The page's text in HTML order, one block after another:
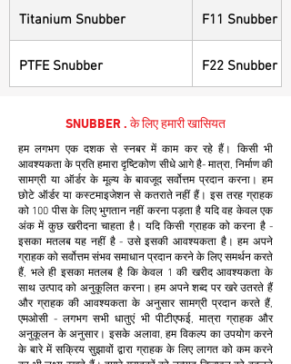
Titanium Snubber F11 Snubber
PTFE Snubber F22 Snubber
SNUBBER . के लिए हमारी खासियत
हम लगभग एक दशक से स्नबर में काम कर रहे हैं। किसी भी
आवश्यकता के प्रति हमारा दृष्टिकोण सीधे आगे है- मात्रा, निर्माण की
सामग्री या ऑर्डर के मूल्य के बावजूद सर्वोत्तम प्रदान करना। हम
छोटे ऑर्डर या कस्टमाइजेशन से कतराते नहीं हैं। इस तरह ग्राहक
को 100 पीस के लिए भुगतान नहीं करना पड़ता है यदि वह केवल एक
अंक में कुछ खरीदना चाहता है। यदि किसी ग्राहक को करना है -
इसका मतलब यह नहीं है - उसे इसकी आवश्यकता है। हम अपने
ग्राहक को सर्वोत्तम संभव समाधान प्रदान करने के लिए समर्थन करते
हैं, भले ही इसका मतलब है कि केवल 1 की खरीद आवश्यकता के
साथ उत्पाद को अनुकूलित करना। हम अपने शब्द पर खरे उतरते हैं
और ग्राहक की आवश्यकता के अनुसार सामग्री प्रदान करते हैं,
एमओसी - लगभग सभी धातुएं भी पीटीएफई, मात्रा ग्राहक और
अनुकूलन के अनुसार। इसके अलावा, हम विकल्प का उपयोग करने
के बारे में सक्रिय सुझावों द्वारा ग्राहक के लिए लागत को कम करने